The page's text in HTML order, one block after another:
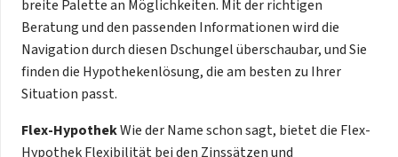
breite Palette an Möglichkeiten. Mit der richtigen
Beratung und den passenden Informationen wird die
Navigation durch diesen Dschungel überschaubar, und Sie
finden die Hypothekenlösung, die am besten zu Ihrer
Situation passt.
Flex-HypothekWie der Name schon sagt, bietet die Flex-
Hypothek Flexibilität bei den Zinssätzen und